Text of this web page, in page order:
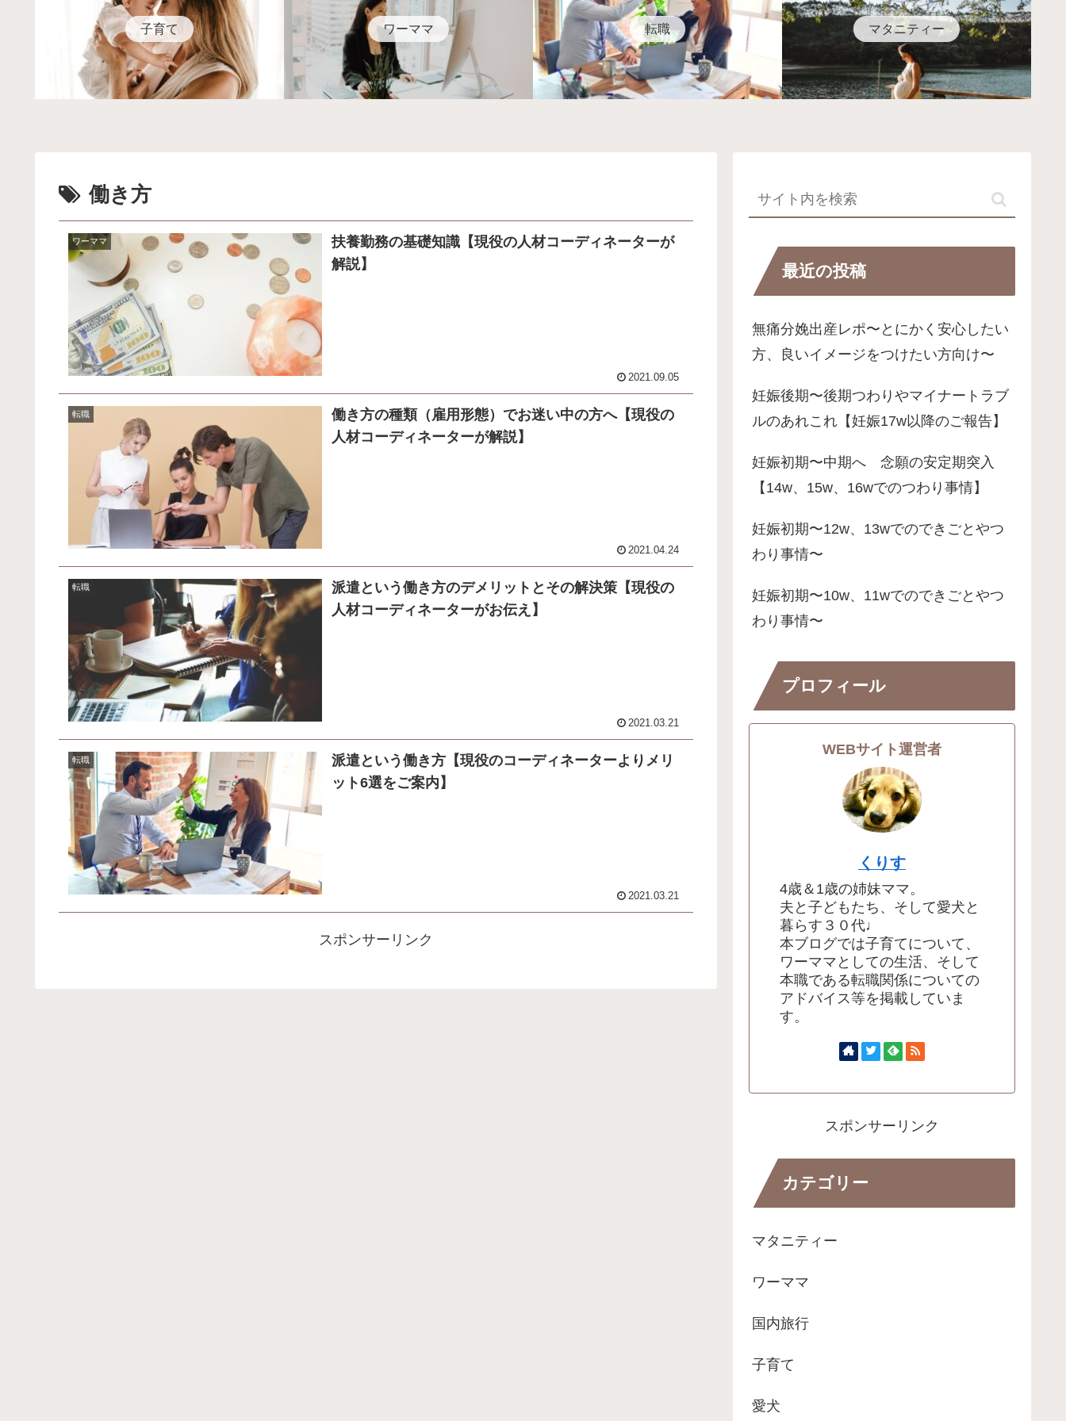
子育て ワーママ 転職 マタニティー
働き方
ワーママ
扶養勤務の基礎知識【現役の人材コーディネーターが
解説】
2021.09.05
転職
働き方の種類（雇用形態）でお迷い中の方へ【現役の
人材コーディネーターが解説】
2021.04.24
転職
派遣という働き方のデメリットとその解決策【現役の
人材コーディネーターがお伝え】
2021.03.21
転職
派遣という働き方【現役のコーディネーターよりメリ
ット6選をご案内】
2021.03.21
スポンサーリンク
最近の投稿
無痛分娩出産レポ〜とにかく安心したい
方、良いイメージをつけたい方向け〜
妊娠後期〜後期つわりやマイナートラブ
ルのあれこれ【妊娠17w以降のご報告】
妊娠初期〜中期へ 念願の安定期突入
【14w、15w、16wでのつわり事情】
妊娠初期〜12w、13wでのできごとやつ
わり事情〜
妊娠初期〜10w、11wでのできごとやつ
わり事情〜
プロフィール
WEBサイト運営者
くりす
4歳＆1歳の姉妹ママ。
夫と子どもたち、そして愛犬と
暮らす３０代♩
本ブログでは子育てについて、
ワーママとしての生活、そして
本職である転職関係についての
アドバイス等を掲載していま
す。
スポンサーリンク
カテゴリー
マタニティー
ワーママ
国内旅行
子育て
愛犬